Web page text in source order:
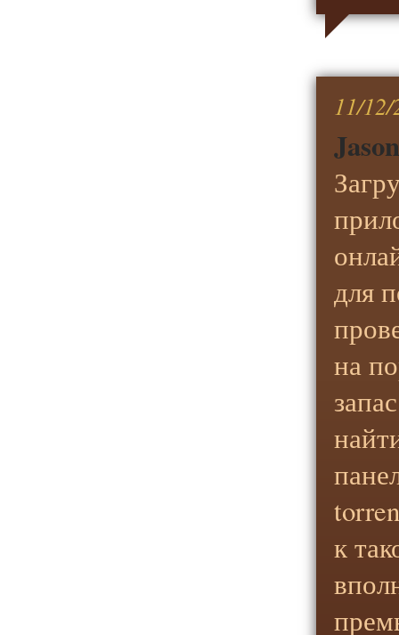
11/
для
на
к